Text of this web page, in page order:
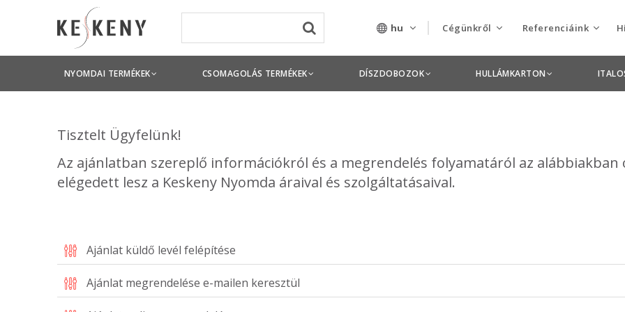
hu Cégünkről
Rólunk
állások
Tanusítványok
Pályázatok
Éves beszámolók
Referenciáink
Csomagolás termékek
NYOMDAI TERMÉKEK CSOMAGOLÁS TERMÉKEK DÍSZDOBOZOK HULLÁMKARTON
Tisztelt Ügyfelünk!
Az ajánlatban szereplő információkról és a megrendelés folyamatáról az alábbiakban
elégedett lesz a Keskeny Nyomda áraival és szolgáltatásaival.
Ajánlat küldő levél felépítése
Ajánlat megrendelése e-mailen keresztül